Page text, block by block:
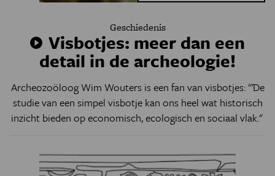
Geschiedenis
Visbotjes: meer dan een
detail in de archeologie!
Archeozoöloog Wim Wouters is een fan van visbotjes: '"De
studie van een simpel visbotje kan ons heel wat historisch
inzicht bieden op economisch, ecologisch en sociaal vlak."